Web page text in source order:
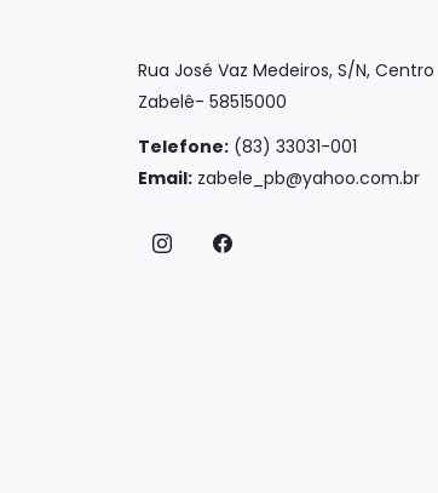
Rua José Vaz Medeiros, S/N, Centro
Zabelê- 58515000
Telefone: (83) 33031-001
Email: zabele_pb@yahoo.com.br